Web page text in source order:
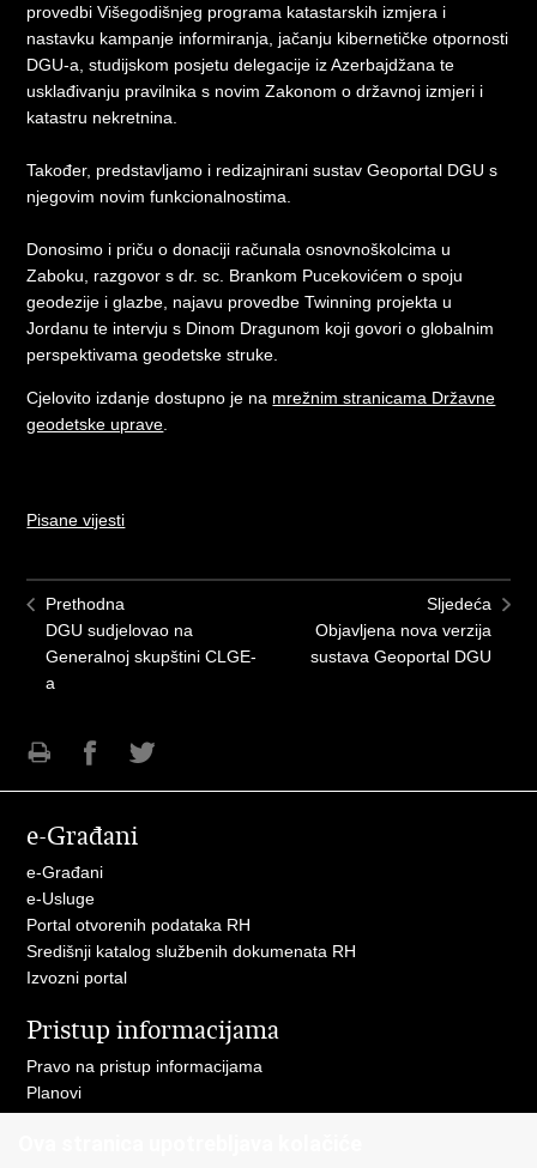
provedbi Višegodišnjeg programa katastarskih izmjera i
nastavku kampanje informiranja, jačanju kibernetičke otpornosti
DGU-a, studijskom posjetu delegacije iz Azerbajdžana te
usklađivanju pravilnika s novim Zakonom o državnoj izmjeri i
katastru nekretnina.
Također, predstavljamo i redizajnirani sustav Geoportal DGU s
njegovim novim funkcionalnostima.
Donosimo i priču o donaciji računala osnovnoškolcima u
Zaboku, razgovor s dr. sc. Brankom Pucekovićem o spoju
geodezije i glazbe, najavu provedbe Twinning projekta u
Jordanu te intervju s Dinom Dragunom koji govori o globalnim
perspektivama geodetske struke.
Cjelovito izdanje dostupno je na mrežnim stranicama Državne
geodetske uprave
Pisane vijesti
Prethodna
DGU sudjelovao na
Generalnoj skupštini CLGE-
a
Sljedeća
Objavljena nova verzija
sustava Geoportal DGU
FacebookuTwitteru
e-Građani
e-Građani
e-Usluge
Portal otvorenih podataka RH
Središnji katalog službenih dokumenata RH
Izvozni portal
Pristup informacijama
Pravo na pristup informacijama
Planovi
Izvješća